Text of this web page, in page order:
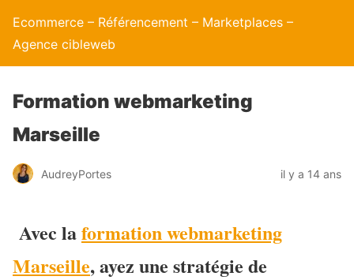
Ecommerce – Référencement – Marketplaces –
Agence cibleweb
Formation webmarketing
Marseille
AudreyPortes il y a 14 ans
Avec laformation webmarketing
Marseille, ayez une stratégie de